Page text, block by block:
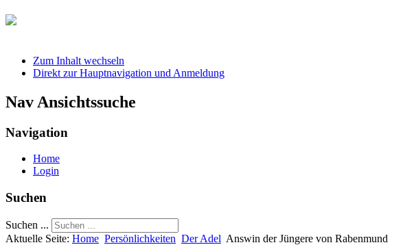
Zum Inhalt wechseln
Direkt zur Hauptnavigation und Anmeldung
Nav Ansichtssuche
Navigation
Home
Login
Suchen
Suchen ...
Aktuelle Seite: Home Persönlichkeiten Der Adel Answin der Jüngere von Rabenmund